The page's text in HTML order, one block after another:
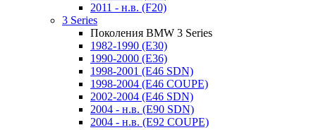
2011 - н.в. (F20)
3 Series
Поколения BMW 3 Series
1982-1990 (E30)
1990-2000 (E36)
1998-2001 (E46 SDN)
1998-2004 (E46 COUPE)
2002-2004 (E46 SDN)
2004 - н.в. (E90 SDN)
2004 - н.в. (E92 COUPE)